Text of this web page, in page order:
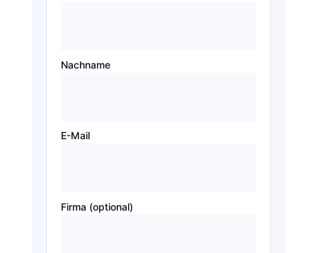
Nachname
E-Mail
Firma (optional)